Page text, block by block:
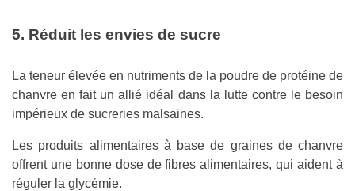
5. Réduit les envies de sucre
La teneur élevée en nutriments de la poudre de protéine de
chanvre en fait un allié idéal dans la lutte contre le besoin
impérieux de sucreries malsaines.
Les produits alimentaires à base de graines de chanvre
offrent une bonne dose de fibres alimentaires, qui aident à
réguler la glycémie.